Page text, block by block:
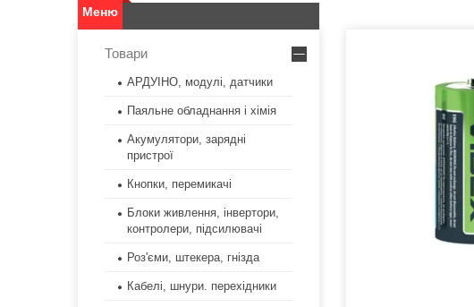
Товари
АРДУІНО, модулі, датчики
Паяльне обладнання і хімія
Акумулятори, зарядні
пристрої
Кнопки, перемикачі
Блоки живлення, інвертори,
контролери, підсилювачі
Роз'єми, штекера, гнізда
Кабелі, шнури. перехідники